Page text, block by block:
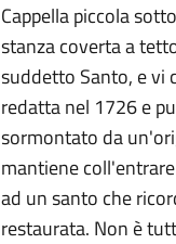
Cappella piccola
stanza coverta a
suddetto Santo, e vi
redatta nel 1726 e
sormontato da
mantiene
ad un santo che
restaurata. Non è